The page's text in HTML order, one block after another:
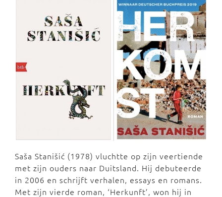
Saša Stanišić (1978) vluchtte op zijn veertiende
met zijn ouders naar Duitsland. Hij debuteerde
in 2006 en schrijft verhalen, essays en romans.
Met zijn vierde roman, ‘Herkunft’, won hij in